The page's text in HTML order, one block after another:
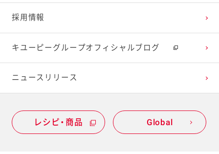
採用情報
キユーピーグループオフィシャルブログ
ニュースリリース
レシピ・商品 Global